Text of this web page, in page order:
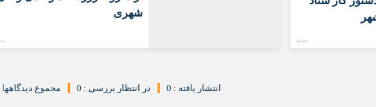
شهری
مجموع دیدگاهها در انتظار بررسی : 0 انتشار یافته : 0